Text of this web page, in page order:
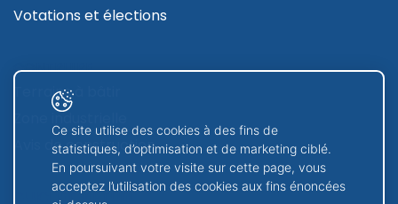
Votations et élections
CONTRUIRE
Terrains à bâtir
Zone industrielle
Avis de construction
GUICHET VIRTUEL
Ce site utilise des cookies à des fins de
statistiques, d’optimisation et de marketing ciblé.
En poursuivant votre visite sur cette page, vous
acceptez l’utilisation des cookies aux fins énoncées